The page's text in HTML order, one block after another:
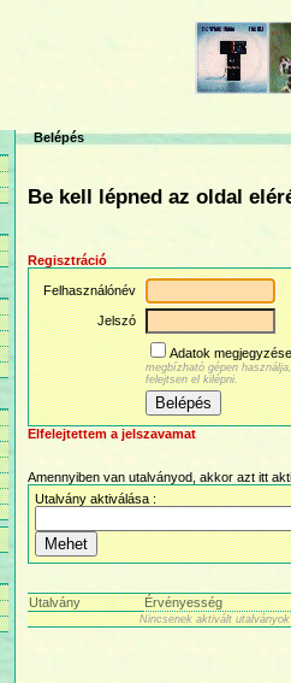
Belépés
Be kell lépned az oldal
Regisztráció
Felhasználónév
Jelszó
Adatok
megbízható gépen
felejtsen el kilépni.
Elfelejtettem a jelszavamat
Amennyiben van utalványod, akkor azt itt
Utalvány aktiválása :
Utalvány Érvényesség
Nincsenek aktivált utalványok